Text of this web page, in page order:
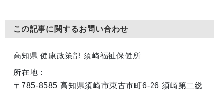
この記事に関するお問い合わせ
高知県 健康政策部 須崎福祉保健所
所在地：
〒785-8585 高知県須崎市東古市町6-26 須崎第二総